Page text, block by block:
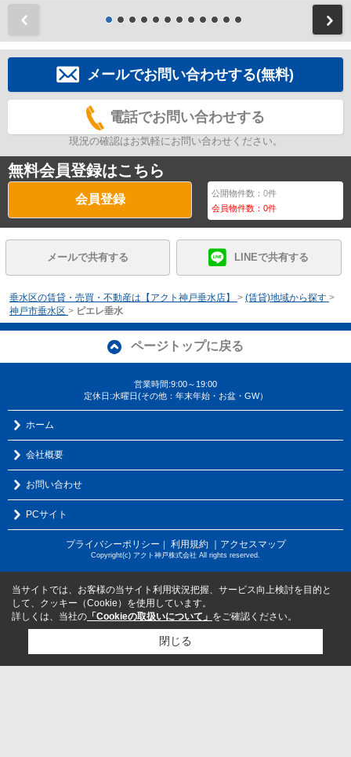
メールでお問い合わせする(無料)
電話でお問い合わせする
現況の確認はお気軽にお問い合わせください。
無料会員登録はこちら
会員登録 公開物件数：0件
会員物件数：0件
メールで共有する LINEで共有する
垂水区の賃貸・売買・不動産は【アクト神戸垂水店】 > (賃貸)地域から探す >
神戸市垂水区 > ピエレ垂水
ページトップに戻る
営業時間:9:00～19:00
定休日:水曜日(その他：年末年始・お盆・GW）
ホーム
会社概要
お問い合わせ
PCサイト
プライバシーポリシー 利用規約 ｜アクセスマップ
Copyright(c) アクト神戸株式会社 All rights reserved.
当サイトでは、お客様の当サイト利用状況把握、サービス向上検討を目的と
して、クッキー（Cookie）を使用しています。
詳しくは、当社の 「Cookieの取扱いについて」 をご確認ください。
閉じる